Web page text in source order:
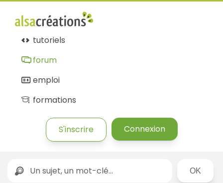
tutoriels
forum
emploi
formations
S'inscrire Connexion
Rechercher